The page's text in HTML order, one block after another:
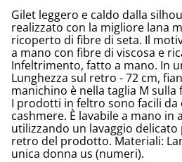
Gilet leggero e caldo dalla
realizzato con la migliore lana
ricoperto di fibre di seta. Il
a mano con fibre di viscosa e
Infeltrimento, fatto a mano. In
Lunghezza sul retro - 72 cm,
manichino è nella taglia M sulla
I prodotti in feltro sono facili da
cashmere. È lavabile a mano in
utilizzando un lavaggio delicato
retro del prodotto. Materiali:
unica donna us (numeri).